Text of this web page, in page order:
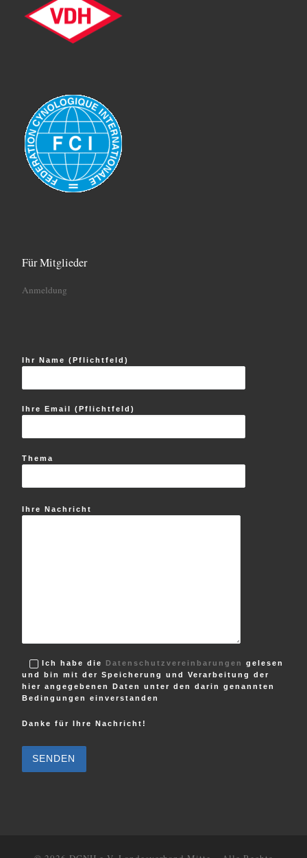
Für Mitglieder
Anmeldung
Ihr Name (Pflichtfeld)
Ihre Email (Pflichtfeld)
Thema
Ihre Nachricht
Ich habe die Datenschutzvereinbarungen
gelesen
und bin mit der Speicherung und Verarbeitung der
hier angegebenen Daten unter den darin genannten
Bedingungen einverstanden
Danke für Ihre Nachricht!
i
e